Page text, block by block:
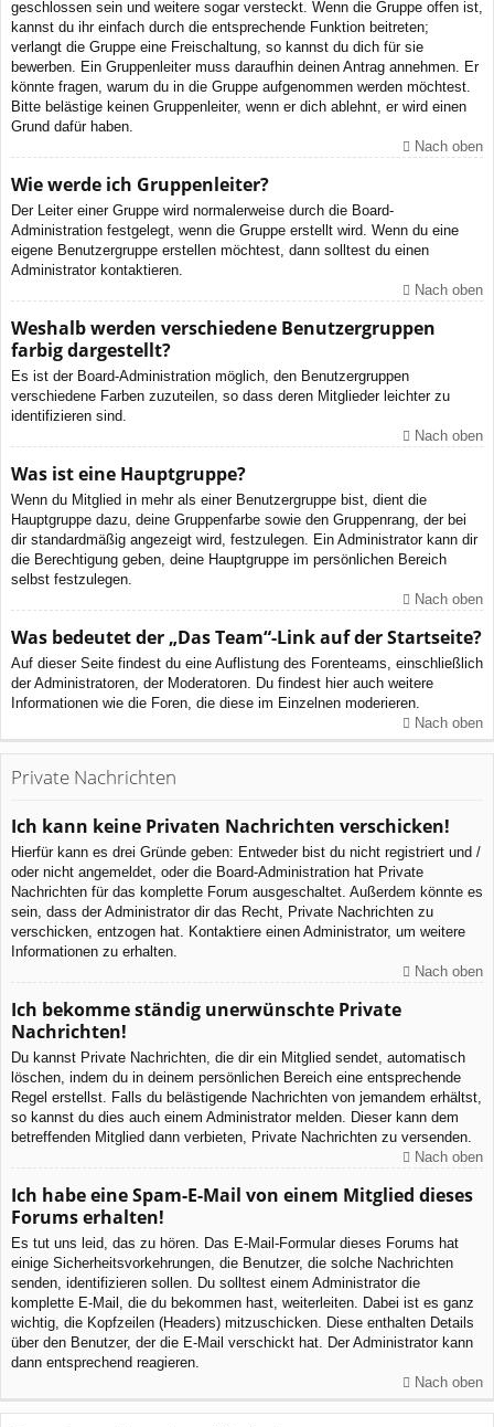
geschlossen sein und weitere sogar versteckt. Wenn die Gruppe offen ist,
kannst du ihr einfach durch die entsprechende Funktion beitreten;
verlangt die Gruppe eine Freischaltung, so kannst du dich für sie
bewerben. Ein Gruppenleiter muss daraufhin deinen Antrag annehmen. Er
könnte fragen, warum du in die Gruppe aufgenommen werden möchtest.
Bitte belästige keinen Gruppenleiter, wenn er dich ablehnt, er wird einen
Grund dafür haben.
Nach oben
Wie werde ich Gruppenleiter?
Der Leiter einer Gruppe wird normalerweise durch die Board-
Administration festgelegt, wenn die Gruppe erstellt wird. Wenn du eine
eigene Benutzergruppe erstellen möchtest, dann solltest du einen
Administrator kontaktieren.
Nach oben
Weshalb werden verschiedene Benutzergruppen
farbig dargestellt?
Es ist der Board-Administration möglich, den Benutzergruppen
verschiedene Farben zuzuteilen, so dass deren Mitglieder leichter zu
identifizieren sind.
Nach oben
Was ist eine Hauptgruppe?
Wenn du Mitglied in mehr als einer Benutzergruppe bist, dient die
Hauptgruppe dazu, deine Gruppenfarbe sowie den Gruppenrang, der bei
dir standardmäßig angezeigt wird, festzulegen. Ein Administrator kann dir
die Berechtigung geben, deine Hauptgruppe im persönlichen Bereich
selbst festzulegen.
Nach oben
Was bedeutet der „Das Team“-Link auf der Startseite?
Auf dieser Seite findest du eine Auflistung des Forenteams, einschließlich
der Administratoren, der Moderatoren. Du findest hier auch weitere
Informationen wie die Foren, die diese im Einzelnen moderieren.
Nach oben
Private Nachrichten
Ich kann keine Privaten Nachrichten verschicken!
Hierfür kann es drei Gründe geben: Entweder bist du nicht registriert und /
oder nicht angemeldet, oder die Board-Administration hat Private
Nachrichten für das komplette Forum ausgeschaltet. Außerdem könnte es
sein, dass der Administrator dir das Recht, Private Nachrichten zu
verschicken, entzogen hat. Kontaktiere einen Administrator, um weitere
Informationen zu erhalten.
Nach oben
Ich bekomme ständig unerwünschte Private
Nachrichten!
Du kannst Private Nachrichten, die dir ein Mitglied sendet, automatisch
löschen, indem du in deinem persönlichen Bereich eine entsprechende
Regel erstellst. Falls du belästigende Nachrichten von jemandem erhältst,
so kannst du dies auch einem Administrator melden. Dieser kann dem
betreffenden Mitglied dann verbieten, Private Nachrichten zu versenden.
Nach oben
Ich habe eine Spam-E-Mail von einem Mitglied dieses
Forums erhalten!
Es tut uns leid, das zu hören. Das E-Mail-Formular dieses Forums hat
einige Sicherheitsvorkehrungen, die Benutzer, die solche Nachrichten
senden, identifizieren sollen. Du solltest einem Administrator die
komplette E-Mail, die du bekommen hast, weiterleiten. Dabei ist es ganz
wichtig, die Kopfzeilen (Headers) mitzuschicken. Diese enthalten Details
über den Benutzer, der die E-Mail verschickt hat. Der Administrator kann
dann entsprechend reagieren.
Nach oben